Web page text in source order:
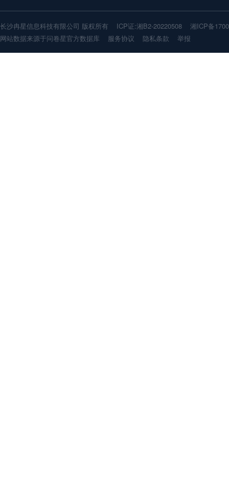
长沙冉星信息科技有限公司 版权所有 ICP证:湘B2-20220508 湘ICP备
网站数据来源于问卷星官方数据库 服务协议 隐私条款 举报